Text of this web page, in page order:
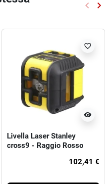
keyboard_arrow_left keyboard_arrow_right
visibility
favorite_border
Livella Laser Stanley
cross9 - Raggio Rosso
102,41 €